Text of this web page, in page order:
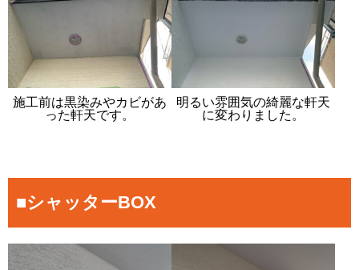
施工前は黒染みやカビがあ
った軒天です。
明るい雰囲気の綺麗な軒天
に変わりました。
■シャッターBOX